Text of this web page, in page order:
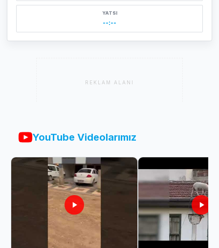
YATSI
--:--
REKLAM ALANI
YouTube Videolarımız